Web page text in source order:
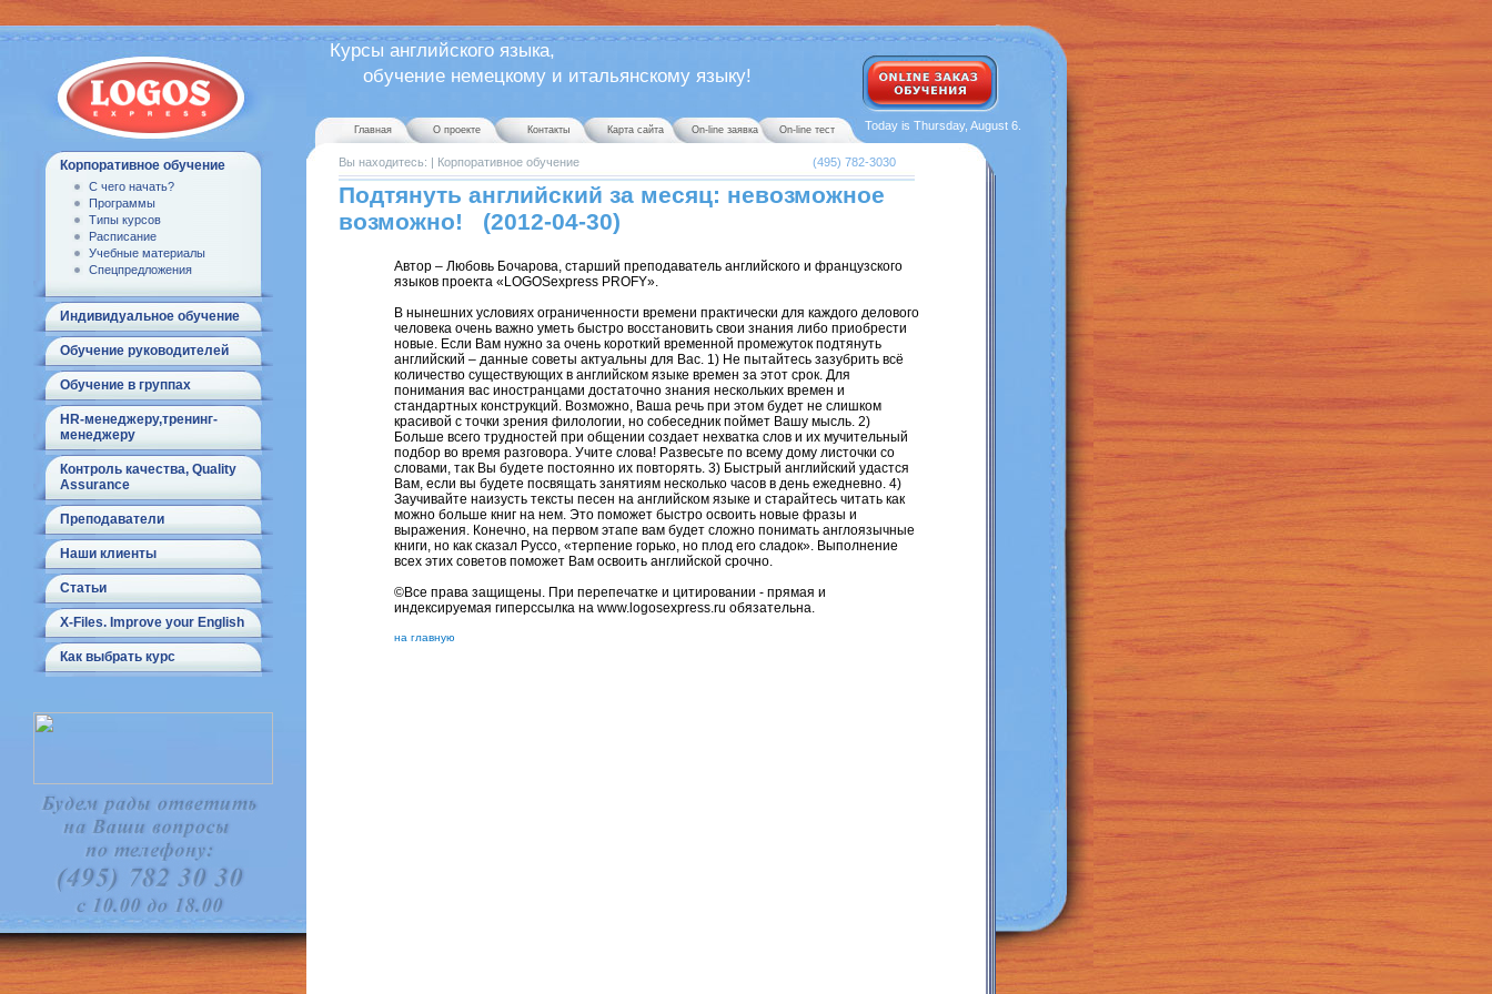
Курсы английского языка,
обучение немецкому и итальянскому языку!
Today is Thursday, August 6.
Корпоративное обучение
С чего начать?
Программы
Типы курсов
Расписание
Учебные материалы
Спецпредложения
Индивидуальное обучение
Обучение руководителей
Обучение в группах
HR-менеджеру,тренинг-
менеджеру
Контроль качества, Quality
Assurance
Преподаватели
Наши клиенты
Статьи
X-Files. Improve your English
Как выбрать курс
Главная О проекте Контакты Карта сайта On-line заявка On-line тест
Вы находитесь: | Корпоративное обучение (495) 782-3030
Подтянуть английский за месяц: невозможное
возможно! (2012-04-30)
Автор – Любовь Бочарова, старший преподаватель английского и французского
языков проекта «LOGOSexpress PROFY».
В нынешних условиях ограниченности времени практически для каждого делового
человека очень важно уметь быстро восстановить свои знания либо приобрести
новые. Если Вам нужно за очень короткий временной промежуток подтянуть
английский – данные советы актуальны для Вас. 1) Не пытайтесь зазубрить всё
количество существующих в английском языке времен за этот срок. Для
понимания вас иностранцами достаточно знания нескольких времен и
стандартных конструкций. Возможно, Ваша речь при этом будет не слишком
красивой с точки зрения филологии, но собеседник поймет Вашу мысль. 2)
Больше всего трудностей при общении создает нехватка слов и их мучительный
подбор во время разговора. Учите слова! Развесьте по всему дому листочки со
словами, так Вы будете постоянно их повторять. 3) Быстрый английский удастся
Вам, если вы будете посвящать занятиям несколько часов в день ежедневно. 4)
Заучивайте наизусть тексты песен на английском языке и старайтесь читать как
можно больше книг на нем. Это поможет быстро освоить новые фразы и
выражения. Конечно, на первом этапе вам будет сложно понимать англоязычные
книги, но как сказал Руссо, «терпение горько, но плод его сладок». Выполнение
всех этих советов поможет Вам освоить английской срочно.
©Все права защищены. При перепечатке и цитировании - прямая и
индексируемая гиперссылка на www.logosexpress.ru обязательна.
на главную